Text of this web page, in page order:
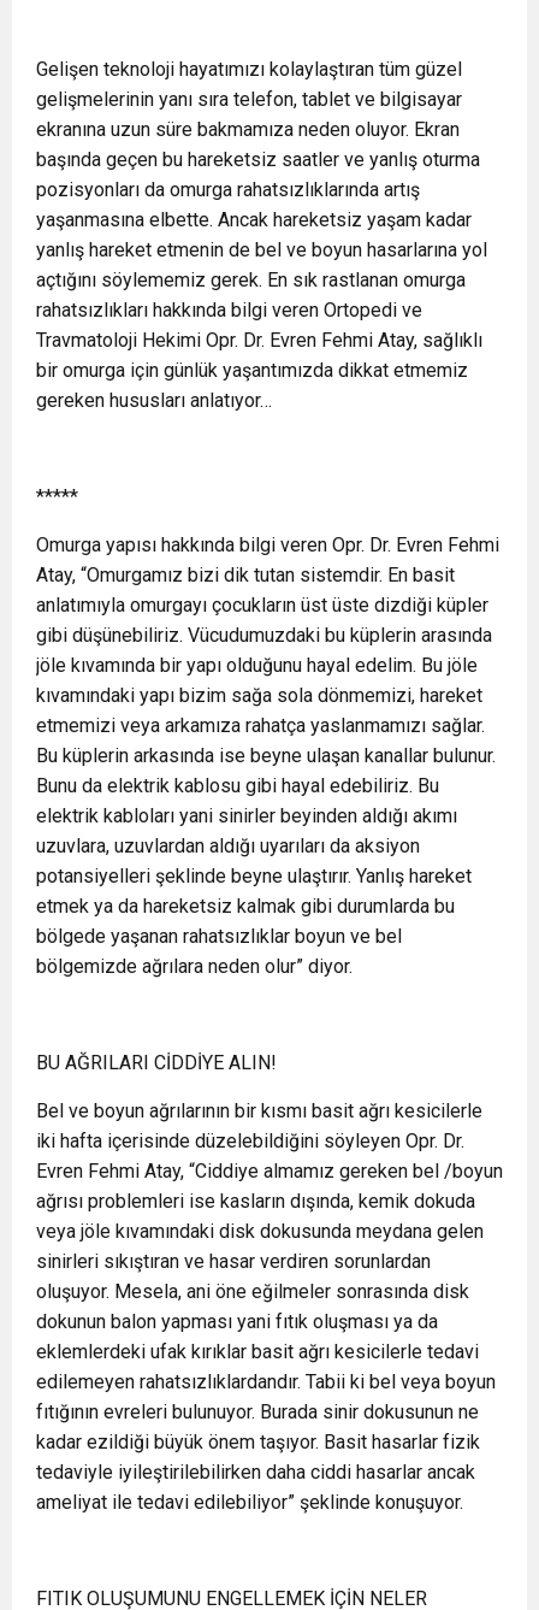
Gelişen teknoloji hayatımızı kolaylaştıran tüm güzel
gelişmelerinin yanı sıra telefon, tablet ve bilgisayar
ekranına uzun süre bakmamıza neden oluyor. Ekran
başında geçen bu hareketsiz saatler ve yanlış oturma
pozisyonları da omurga rahatsızlıklarında artış
yaşanmasına elbette. Ancak hareketsiz yaşam kadar
yanlış hareket etmenin de bel ve boyun hasarlarına yol
açtığını söylememiz gerek. En sık rastlanan omurga
rahatsızlıkları hakkında bilgi veren Ortopedi ve
Travmatoloji Hekimi Opr. Dr. Evren Fehmi Atay, sağlıklı
bir omurga için günlük yaşantımızda dikkat etmemiz
gereken hususları anlatıyor…
*****
Omurga yapısı hakkında bilgi veren Opr. Dr. Evren Fehmi
Atay, “Omurgamız bizi dik tutan sistemdir. En basit
anlatımıyla omurgayı çocukların üst üste dizdiği küpler
gibi düşünebiliriz. Vücudumuzdaki bu küplerin arasında
jöle kıvamında bir yapı olduğunu hayal edelim. Bu jöle
kıvamındaki yapı bizim sağa sola dönmemizi, hareket
etmemizi veya arkamıza rahatça yaslanmamızı sağlar.
Bu küplerin arkasında ise beyne ulaşan kanallar bulunur.
Bunu da elektrik kablosu gibi hayal edebiliriz. Bu
elektrik kabloları yani sinirler beyinden aldığı akımı
uzuvlara, uzuvlardan aldığı uyarıları da aksiyon
potansiyelleri şeklinde beyne ulaştırır. Yanlış hareket
etmek ya da hareketsiz kalmak gibi durumlarda bu
bölgede yaşanan rahatsızlıklar boyun ve bel
bölgemizde ağrılara neden olur” diyor.
BU AĞRILARI CİDDİYE ALIN!
Bel ve boyun ağrılarının bir kısmı basit ağrı kesicilerle
iki hafta içerisinde düzelebildiğini söyleyen Opr. Dr.
Evren Fehmi Atay, “Ciddiye almamız gereken bel /boyun
ağrısı problemleri ise kasların dışında, kemik dokuda
veya jöle kıvamındaki disk dokusunda meydana gelen
sinirleri sıkıştıran ve hasar verdiren sorunlardan
oluşuyor. Mesela, ani öne eğilmeler sonrasında disk
dokunun balon yapması yani fıtık oluşması ya da
eklemlerdeki ufak kırıklar basit ağrı kesicilerle tedavi
edilemeyen rahatsızlıklardandır. Tabii ki bel veya boyun
fıtığının evreleri bulunuyor. Burada sinir dokusunun ne
kadar ezildiği büyük önem taşıyor. Basit hasarlar fizik
tedaviyle iyileştirilebilirken daha ciddi hasarlar ancak
ameliyat ile tedavi edilebiliyor” şeklinde konuşuyor.
FITIK OLUŞUMUNU ENGELLEMEK İÇİN NELER